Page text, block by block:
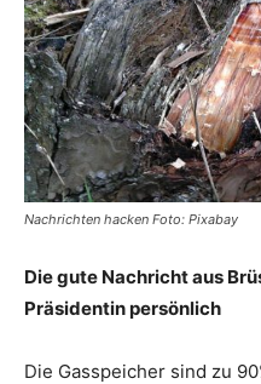
Nachrichten hacken Foto: Pixabay
Die gute Nachricht aus
Präsidentin persönlich
Die Gasspeicher sind zu